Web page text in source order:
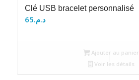
Clé USB bracelet personnalisé
د.م.65
Ajouter au panier
Voir les détails